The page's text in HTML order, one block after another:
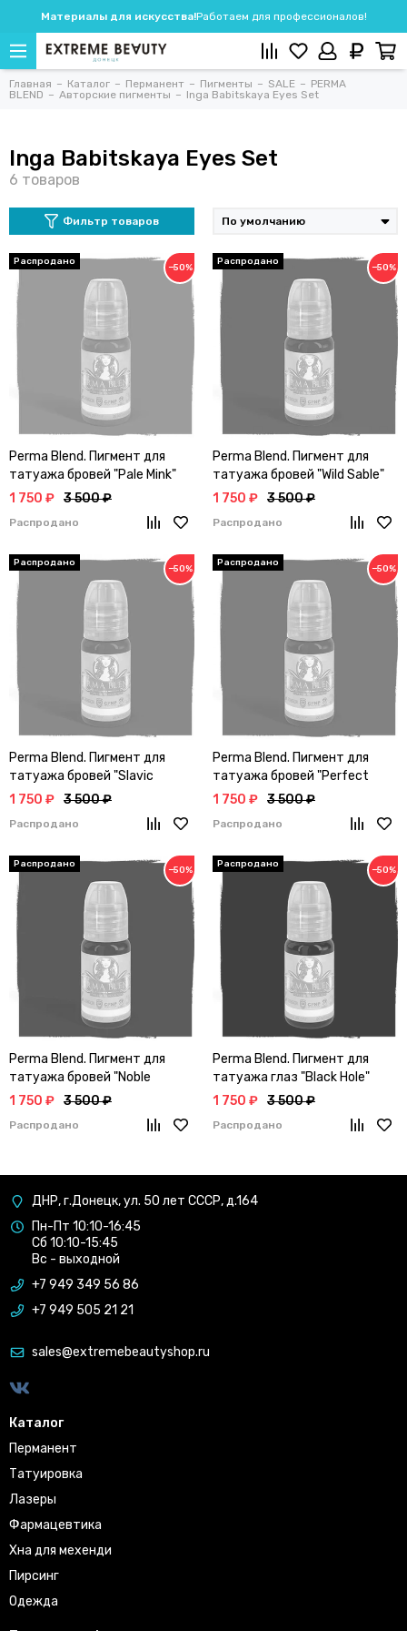
Материалы для искусства!Работаем для профессионалов!
Главная Каталог Перманент Пигменты SALE
PERMA
BLEND
Авторские пигменты Inga Babitskaya Eyes Set
Inga Babitskaya Eyes Set
Фильтр товаров
−50%
Perma Blend. Пигмент для
татуажа бровей "Pale Mink"
1 750 ₽ 3 500 ₽
Распродано
−50%
Perma Blend. Пигмент для
татуажа бровей "Wild Sable"
1 750 ₽ 3 500 ₽
Распродано
−50%
Perma Blend. Пигмент для
татуажа бровей "Slavic
Brown"
1 750 ₽ 3 500 ₽
Распродано
−50%
Perma Blend. Пигмент для
татуажа бровей "Perfect
Brown"
1 750 ₽ 3 500 ₽
Распродано
−50%
Perma Blend. Пигмент для
татуажа бровей "Noble
Graffiti"
1 750 ₽ 3 500 ₽
Распродано
−50%
Perma Blend. Пигмент для
татуажа глаз "Black Hole"
1 750 ₽ 3 500 ₽
Распродано
ДНР, г.Донецк, ул. 50 лет СССР, д.164
Пн-Пт 10:10-16:45
Сб 10:10-15:45
Вс - выходной
+7 949 349 56 86
+7 949 505 21 21
sales@extremebeautyshop.ru
Каталог
Перманент
Татуировка
Лазеры
Фармацевтика
Хна для мехенди
Пирсинг
Одежда